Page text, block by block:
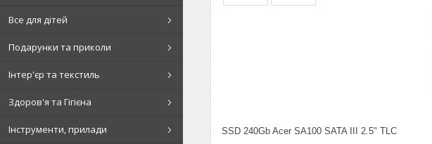
Все для дітей
Подарунки та приколи
Інтер'єр та текстиль
Здоров'я та Гігієна
Інструменти, прилади SSD 240Gb Acer SA100 SATA III 2.5" TLC